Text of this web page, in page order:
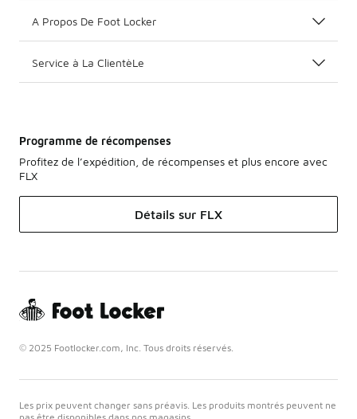
A Propos De Foot Locker
Service à La ClientèLe
Programme de récompenses
Profitez de l’expédition, de récompenses et plus encore avec
FLX
Détails sur FLX
© 2025 Footlocker.com, Inc. Tous droits réservés.
Les prix peuvent changer sans préavis. Les produits montrés peuvent ne